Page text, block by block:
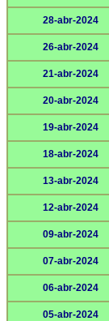
28-abr-2024
26-abr-2024
21-abr-2024
20-abr-2024
19-abr-2024
18-abr-2024
13-abr-2024
12-abr-2024
09-abr-2024
07-abr-2024
06-abr-2024
05-abr-2024